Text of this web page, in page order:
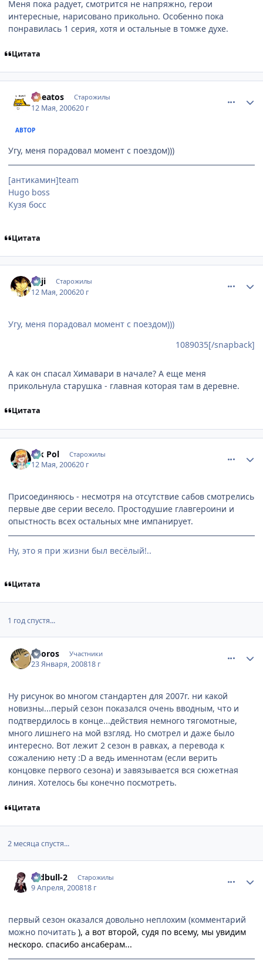
Меня пока радует, смотрится не напряжно, герои
интересные, нарисовано прикольно. Особенно пока
понравилась 1 серия, хотя и остальные в томже духе.
Цитата
Cheatos Старожилы
12 Мая, 200620 г
АВТОР
Угу, меня порадовал момент с поездом)))
[антикамин]team
Hugo boss
Кузя босс
Цитата
euji Старожилы
12 Мая, 200620 г
Угу, меня порадовал момент с поездом)))
1089035[/snapback]
А как он спасал Химавари в начале? А еще меня
прикольнула старушка - главная которая там в деревне.
Цитата
Vik Pol Старожилы
12 Мая, 200620 г
Присоединяюсь - несмотря на отсутствие сабов смотрелись
первые две серии весело. Простодушие главгероини и
опыстность всех остальных мне импанирует.
Ну, это я при жизни был весёлый!..
Цитата
1 год спустя...
Shoros Участники
23 Января, 200818 г
Ну рисунок во многом стандартен для 2007г. ни какой
новизны...перый сезон показался очень вводным, что и
подтвердилось в конце...действия немного тягомотные,
много лишнего на мой взгляд. Но смотрел и даже было
интересно. Вот лежит 2 сезон в равках, а перевода к
сожалению нету :D а ведь именнотам (если верить
концовке первого сезона) и завязывается вся сюжетная
линия. Хотелось бы конечно посмотреть.
Цитата
2 месяца спустя...
redbull-2 Старожилы
9 Апреля, 200818 г
первый сезон оказался довольно неплохим (комментарий
можно почитать ), а вот второй, судя по всему, мы увидим
нескоро. спасибо ансаберам...